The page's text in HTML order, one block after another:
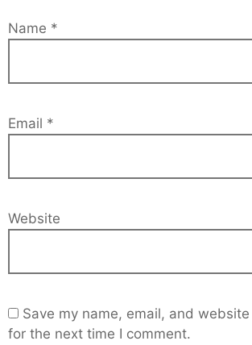
Name *
Email *
Website
Save my name, email, and
for the next time I comment.